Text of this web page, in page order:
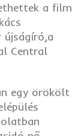
a film
újságíró,a
Central
egy örökölt